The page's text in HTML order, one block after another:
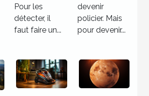
Pour les
détecter, il
faut faire un...
devenir
policier. Mais
pour devenir...